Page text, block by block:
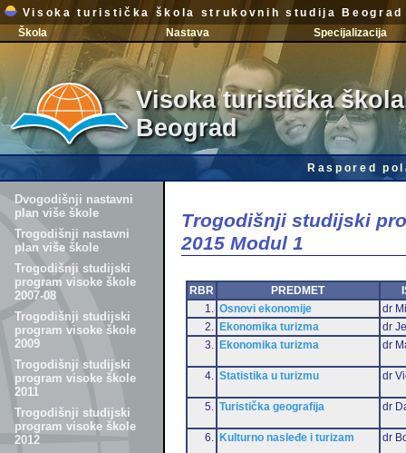
Visoka turistička škola strukovnih studija Beograd
Škola
Nastava Specijalizacija
Visoka turistička
Beograd
Raspored
Dvogodišnji nastavni
plan više škole
Trogodišnji nastavni
plan više škole
Trogodišnji studijski
program visoke škole
2007-08
Trogodišnji studijski
program visoke škole
2009
Trogodišnji studijski
program visoke škole
2011
Trogodišnji studijski
program visoke škole
2012
Trogodišnji studijski
2015 Modul 1
RBR PREDMET
1.
Osnovi ekonomije
dr
2.
Ekonomika turizma
dr
3.
Ekonomika turizma dr
4. Statistika u turizmu dr
5. Turistička geografija dr
6. Kulturno nasleđe i turizam dr